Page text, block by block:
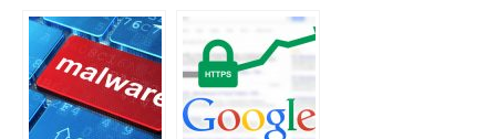
site pentru a fi
GDPR compliant